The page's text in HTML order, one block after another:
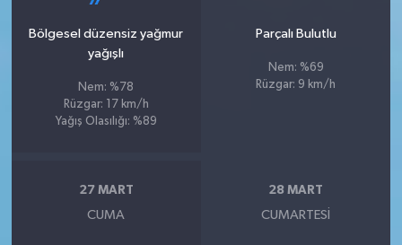
Bölgesel düzensiz yağmur
yağışlı
Nem: %78
Rüzgar: 17 km/h
Yağış Olasılığı: %89
Parçalı Bulutlu
Nem: %69
Rüzgar: 9 km/h
27 MART
CUMA
28 MART
CUMARTESI